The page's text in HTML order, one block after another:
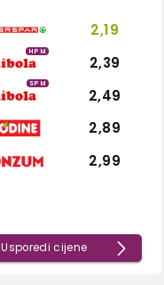
2,19
HPM
2,39
SPM
2,49
2,89
2,99
Usporedi cijene